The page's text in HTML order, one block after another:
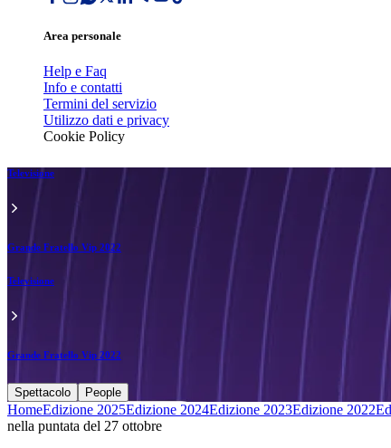
Area personale
Help e Faq
Info e contatti
Termini del servizio
Utilizzo dati e privacy
Cookie Policy
Televisione
Grande Fratello Vip 2022
Televisione
Grande Fratello Vip 2022
Spettacolo People
HomeEdizione 2025Edizione 2024Edizione 2023Edizione 2022
nella puntata del 27 ottobre